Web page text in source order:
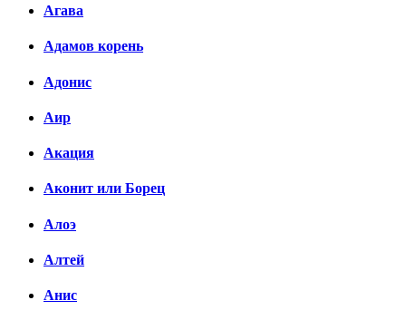
Агава
Адамов корень
Адонис
Аир
Акация
Аконит или Борец
Алоэ
Алтей
Анис